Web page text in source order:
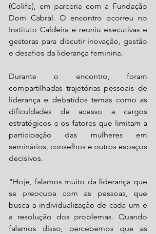
(Colife), em parceria com a Fundação
Dom Cabral. O encontro ocorreu no
Instituto Caldeira e reuniu executivas e
gestoras para discutir inovação, gestão
e desafios da liderança feminina.
Durante o encontro, foram
compartilhadas trajetórias pessoais de
liderança e debatidos temas como as
dificuldades de acesso a cargos
estratégicos e os fatores que limitam a
participação das mulheres em
seminários, conselhos e outros espaços
decisivos.
"Hoje, falamos muito da liderança que
se preocupa com as pessoas, que
busca a individualização de cada um e
a resolução dos problemas. Quando
falamos disso, percebemos que as